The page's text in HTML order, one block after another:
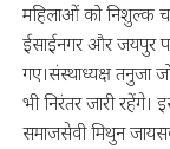
महिलाओं को निशुल्क
ईसाईनगर और जयपुर
गए।संस्थाध्यक्ष तनुजा
भी निरंतर जारी
समाजसेवी मिथुन